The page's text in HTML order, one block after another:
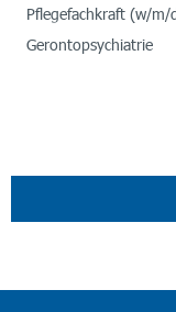
Pflegefachkraft (w/
Gerontopsychiatrie